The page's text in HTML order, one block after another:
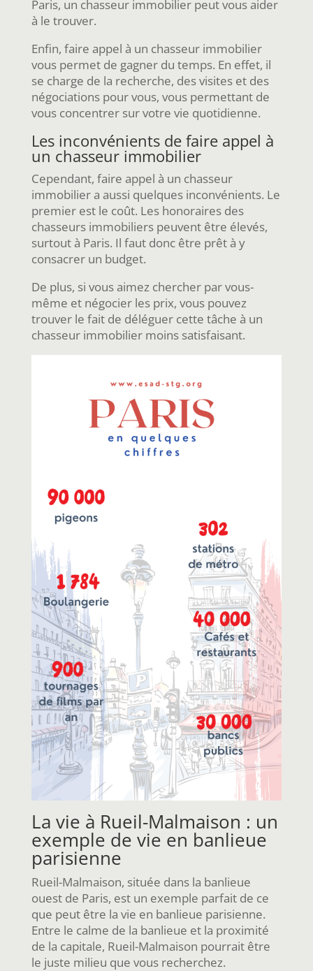
Paris, un chasseur immobilier peut vous aider
à le trouver.
Enfin, faire appel à un chasseur immobilier
vous permet de gagner du temps. En effet, il
se charge de la recherche, des visites et des
négociations pour vous, vous permettant de
vous concentrer sur votre vie quotidienne.
Les inconvénients de faire appel à
un chasseur immobilier
Cependant, faire appel à un chasseur
immobilier a aussi quelques inconvénients. Le
premier est le coût. Les honoraires des
chasseurs immobiliers peuvent être élevés,
surtout à Paris. Il faut donc être prêt à y
consacrer un budget.
De plus, si vous aimez chercher par vous-
même et négocier les prix, vous pouvez
trouver le fait de déléguer cette tâche à un
chasseur immobilier moins satisfaisant.
La vie à Rueil-Malmaison : un
exemple de vie en banlieue
parisienne
Rueil-Malmaison, située dans la banlieue
ouest de Paris, est un exemple parfait de ce
que peut être la vie en banlieue parisienne.
Entre le calme de la banlieue et la proximité
de la capitale, Rueil-Malmaison pourrait être
le juste milieu que vous recherchez.